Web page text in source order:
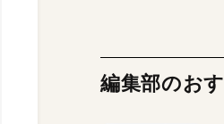
編集部のお